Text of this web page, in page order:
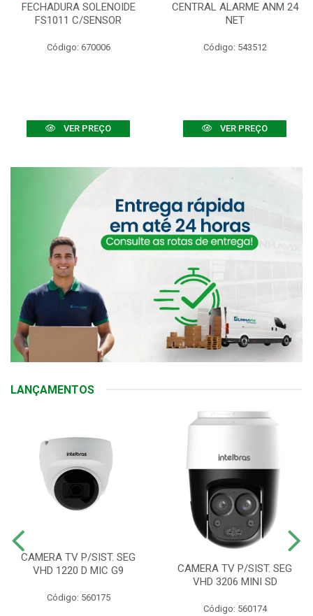
FECHADURA SOLENOIDE
FS1011 C/SENSOR
Código: 670006
VER PREÇO
CENTRAL ALARME ANM 24
NET
Código: 543512
VER PREÇO
LANÇAMENTOS
CAMERA TV P/SIST. SEG
VHD 1220 D MIC G9
Código: 560175
CAMERA TV P/SIST. SEG
VHD 3206 MINI SD
Código: 560174